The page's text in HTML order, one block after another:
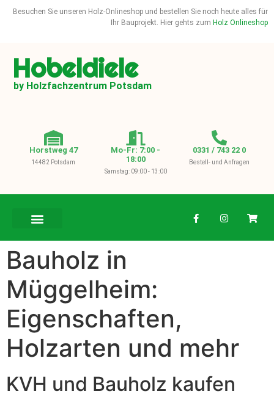
Besuchen Sie unseren Holz-Onlineshop und bestellen Sie noch heute alles für
Ihr Bauprojekt. Hier gehts zum Holz Onlineshop
Hobeldiele
by Holzfachzentrum Potsdam
Horstweg 47
14482 Potsdam
Mo-Fr: 7:00 -
18:00
Samstag: 09:00 - 13:00
0331 / 743 22 0
Bestell- und Anfragen
Bauholz in
Müggelheim:
Eigenschaften,
Holzarten und mehr
KVH und Bauholz kaufen